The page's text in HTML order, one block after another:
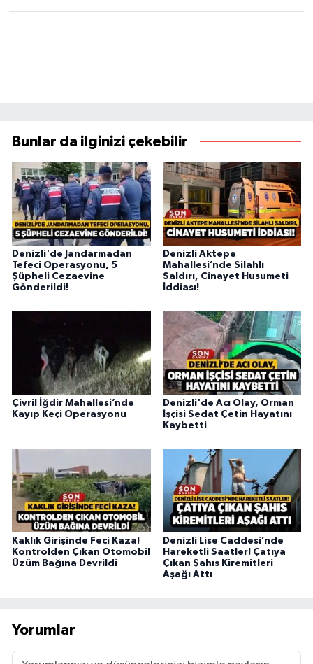
Bunlar da ilginizi çekebilir
Denizli'de Jandarmadan
Tefeci Operasyonu, 5
Şüpheli Cezaevine
Gönderildi!
Denizli Aktepe
Mahallesi’nde Silahlı
Saldırı, Cinayet Husumeti
İddiası!
Çivril İğdir Mahallesi’nde
Kayıp Keçi Operasyonu
Denizli'de Acı Olay, Orman
İşçisi Sedat Çetin Hayatını
Kaybetti
Kaklık Girişinde Feci Kaza!
Kontrolden Çıkan Otomobil
Üzüm Bağına Devrildi
Denizli Lise Caddesi’nde
Hareketli Saatler! Çatıya
Çıkan Şahıs Kiremitleri
Aşağı Attı
Yorumlar